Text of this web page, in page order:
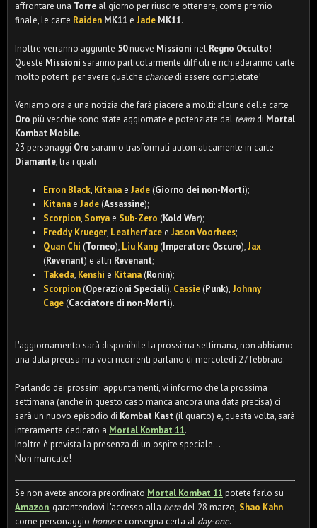
affrontare una Torre al giorno per riuscire ottenere, come premio
finale, le carte Raiden MK11 e Jade MK11.
Inoltre verranno aggiunte 50nuove Missioni nel Regno Occulto!
Queste Missioni saranno particolarmente difficili e richiederanno carte
molto potenti per avere qualche chance di essere completate!
Veniamo ora a una notizia che farà piacere a molti: alcune delle carte
Oro più vecchie sono state aggiornate e potenziate dal team di Mortal
Kombat Mobile.
23 personaggi Oro saranno trasformati automaticamente in carte
Diamante, tra i quali
Erron Black, Kitana e Jade (Giorno dei non-Morti);
Kitana e Jade (Assassine);
Scorpion, Sonya e Sub-Zero (Kold War);
Freddy Krueger, Leatherface e Jason Voorhees;
Quan Chi (Torneo), Liu Kang (Imperatore Oscuro),Jax
(Revenant) e altri Revenant;
Takeda, Kenshi e Kitana (Ronin);
Scorpion (Operazioni Speciali), Cassie (Punk), Johnny
Cage (Cacciatore di non-Morti).
L'aggiornamento sarà disponibile la prossima settimana, non abbiamo
una data precisa ma voci ricorrenti parlano di mercoledì 27 febbraio.
Parlando dei prossimi appuntamenti, vi informo che la prossima
settimana (anche in questo caso manca ancora una data precisa) ci
sarà un nuovo episodio di Kombat Kast (il quarto) e, questa volta, sarà
interamente dedicato a Mortal Kombat 11.
Inoltre è prevista la presenza di un ospite speciale...
Non mancate!
Se non avete ancora preordinato Mortal Kombat 11 potete farlo su
Amazon, garantendovi l'accesso alla betadel 28 marzo, Shao Kahn
come personaggio bonuse consegna certa al day-one.